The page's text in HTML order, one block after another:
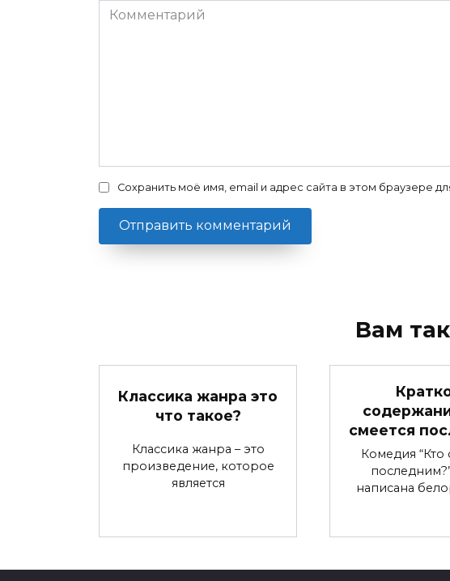
Комментарий
Сохранить моё имя, email и адрес сайта в этом браузере
Вам
Классика жанра это
что такое?
Классика жанра – это
произведение, которое
является
смеется
Комедия “Кто
написана